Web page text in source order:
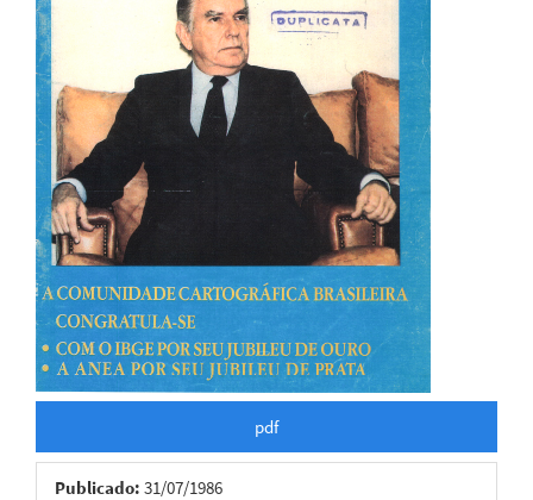
pdf
Publicado: 31/07/1986